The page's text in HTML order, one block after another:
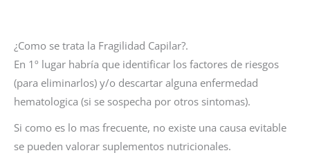
¿Como se trata la Fragilidad Capilar?.
En 1º lugar habría que identificar los factores de riesgos
(para eliminarlos) y/o descartar alguna enfermedad
hematologica (si se sospecha por otros sintomas).
Si como es lo mas frecuente, no existe una causa evitable
se pueden valorar suplementos nutricionales.